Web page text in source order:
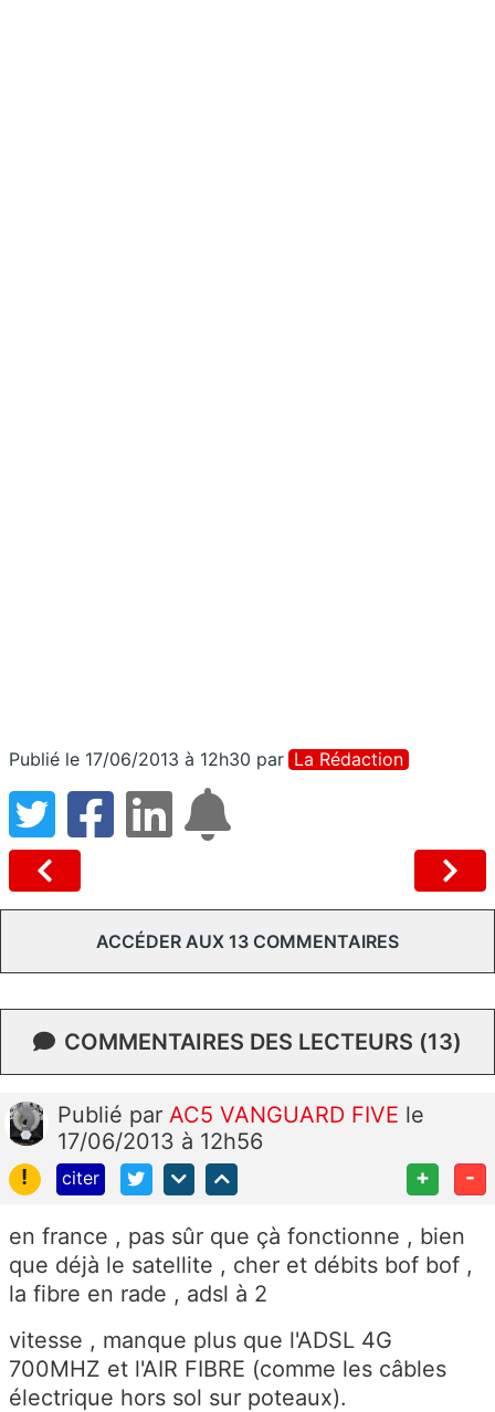
Publié le 17/06/2013 à 12h30 par La Rédaction
ACCÉDER AUX 13 COMMENTAIRES
COMMENTAIRES DES LECTEURS (13)
Publié par AC5 VANGUARD FIVE le
17/06/2013 à 12h56
!
citer + -
en france , pas sûr que çà fonctionne , bien
que déjà le satellite , cher et débits bof bof ,
la fibre en rade , adsl à 2
vitesse , manque plus que l'ADSL 4G
700MHZ et l'AIR FIBRE (comme les câbles
électrique hors sol sur poteaux).